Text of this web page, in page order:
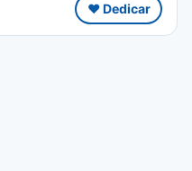
❤️ Dedicar